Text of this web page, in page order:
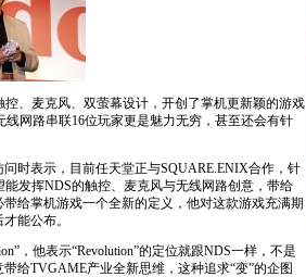
、麦克风、双萤幕设计，开创了掌机更新颖的游戏
网路串联16位玩家更是魅力无穷，甚至还会有针
表示，目前任天堂正与SQUARE.ENIX合作，针
发挥NDS的触控、麦克风与无线网路创意，带给
给掌机游戏一个全新的定义，他对这款游戏充满期
能公布。
，他表示“Revolution”的定位就跟NDS一样，不是
给TVGAME产业全新思维，这种追求“变”的企图